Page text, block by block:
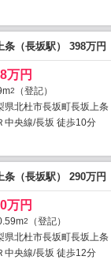
条（長坂駅） 398万円
万円
2
（登記）
県北杜市長坂町長坂上条
中央線/長坂 徒歩10分
条（長坂駅） 290万円
万円
2
（登記）
県北杜市長坂町長坂上条
中央線/長坂 徒歩12分